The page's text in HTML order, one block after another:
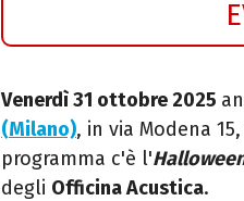
Venerdì 31 ottobre 2025
(Milano), in via Modena
programma c'è l'
degli Officina Acustica.